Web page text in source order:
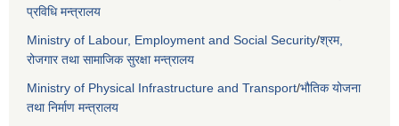
प्रविधि मन्त्रालय
Ministry of Labour, Employment and Social Security/श्रम,
रोजगार तथा सामाजिक सुरक्षा मन्त्रालय
Ministry of Physical Infrastructure and Transport/भौतिक योजना
तथा निर्माण मन्त्रालय